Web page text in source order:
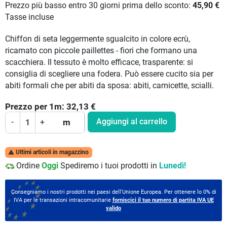
Prezzo più basso entro 30 giorni prima dello sconto: 45,90 €
Tasse incluse
Chiffon di seta leggermente sgualcito in colore ecrù,
ricamato con piccole paillettes - fiori che formano una
scacchiera. Il tessuto è molto efficace, trasparente: si
consiglia di scegliere una fodera. Può essere cucito sia per
abiti formali che per abiti da sposa: abiti, camicette, scialli.
Prezzo per 1 m: 32,13 €
- + m Aggiungi al carrello
 Ultimi articoli in magazzino
Ordine Oggi Spediremo i tuoi prodotti in Lunedì!
Consegniamo i nostri prodotti nei paesi dell'Unione Europea. Per ottenere lo 0% di
IVA per le transazioni intracomunitarie forniscici il tuo numero di partita IVA UE
valido